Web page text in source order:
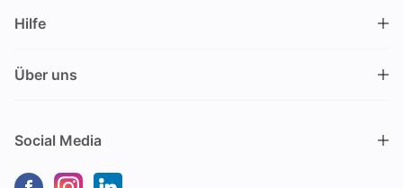
Nüschelerstrasse 35
Schweiz
info@drinks.ch
9.00 – 12.00 und 13.30 – 17.00
Hilfe
Lieferung & Abholung
Zahlungsoptionen
Über uns
Über uns
Social Media